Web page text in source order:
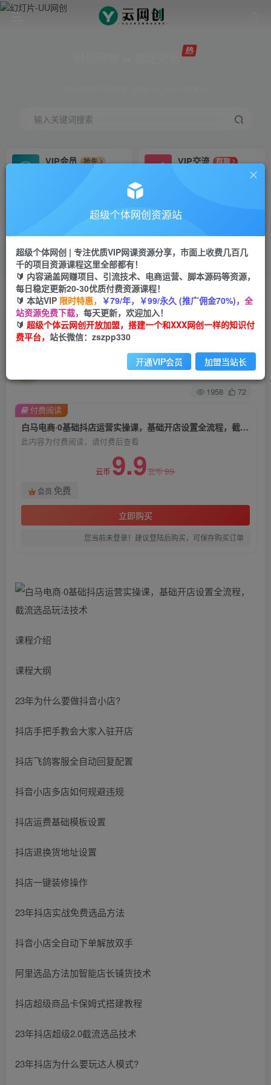
输入关键词搜索
VIP会员
抢先
VIP交流
群聊
研究探讨更多创业项目路子。
会员专属推广链接
招募站长
挂机
项目
脚本卡密
APP下载
GO
首页 创业课程 会员免费 正文
白马电商·0基础抖店运营实操课，基础开店设置全
流程，截流选品玩法技术
关注 私信
1958 72
白马电商·0基础抖店运营实操课，基础开店设置全流程，截流选品玩法技术
此内容为付费阅读，请付费后查看
云币 9.9云币99
会员 免费
立即购买
您当前未登录！建议登陆后购买，可保存购买订单
付费阅读
课程介绍
课程大纲
23年为什么要做抖音小店?
抖店手把手教会大家入驻开店
抖店飞鸽客服全自动回复配置
抖音小店多店如何规避违规
抖店运费基础模板设置
抖店退换货地址设置
抖店一键装修操作
23年抖店实战免费选品方法
抖音小店全自动下单解放双手
阿里选品方法加智能店长铺货技术
抖店超级商品卡保姆式搭建教程
23年抖店超级2.0截流选品技术
23年抖店为什么要玩达人模式?
超级个体网创资源站
超级个体网创 | 专注优质VIP网课资源分享，市面上收费几百几
千的项目资源课程这里全部都有！
🔰 内容涵盖网赚项目、引流技术、电商运营、脚本源码等资源，
每日稳定更新20-30优质付费资源课程！
🔰 本站VIP 限时特惠， ￥79/年，￥99/永久 (推广佣金70%)， 全
站资源免费下载， 每天更新，欢迎加入！
🔰 超级个体云网创开放加盟，搭建一个和XXX网创一样的知识付
费平台， 站长微信：zszpp330
开通VIP会员 加盟当站长